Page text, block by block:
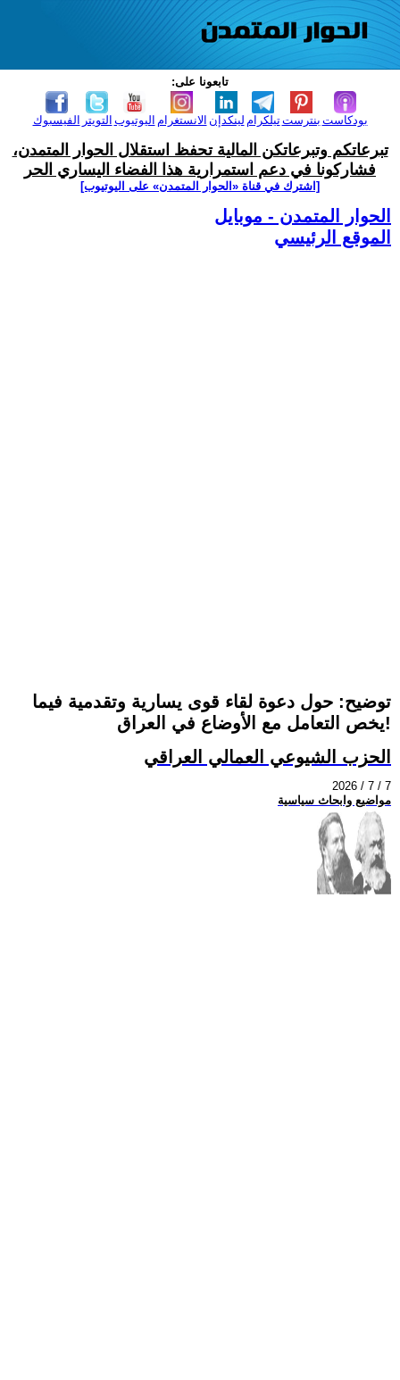
تابعونا على:
الفيسبوك التويتر اليوتيوب الانستغرام لينكدإن تيلكرامبنترست بودكاست
تبرعاتكم وتبرعاتكن المالية تحفظ استقلال الحوار المتمدن،
فشاركونا في دعم استمرارية هذا الفضاء اليساري الحر
[اشترك في قناة ‫«الحوار المتمدن» على اليوتيوب]
الحوار المتمدن - موبايل
الموقع الرئيسي
توضيح: حول دعوة لقاء قوى يسارية وتقدمية فيما
يخص التعامل مع الأوضاع في العراق!
الحزب الشيوعي العمالي العراقي
2026 / 7 / 7
مواضيع وابحاث سياسية